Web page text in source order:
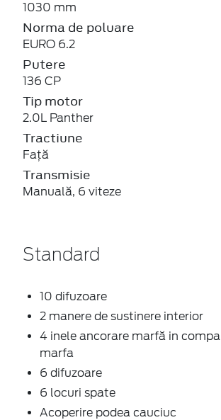
1030 mm
Norma de poluare
EURO 6.2
Putere
136 CP
Tip motor
2.0L Panther
Tractiune
Față
Transmisie
Manuală, 6 viteze
Standard
10 difuzoare
2 manere de sustinere interior
4 inele ancorare marfă in
marfa
6 difuzoare
6 locuri spate
Acoperire podea cauciuc